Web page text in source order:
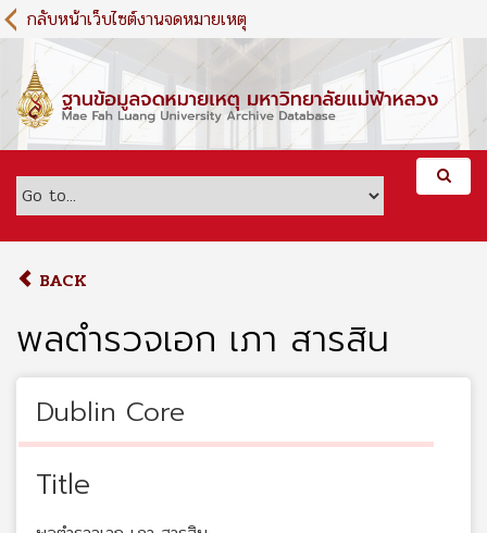
S
k
m
c
กลับหน้าเว็บไซต์งานจดหมายเหตุ
BACK
พลตำรวจเอก เภา สารสิน
Dublin Core
Title